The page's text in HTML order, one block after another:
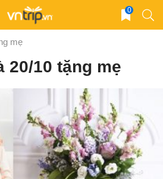
0
mẹ
20/10 tặng mẹ